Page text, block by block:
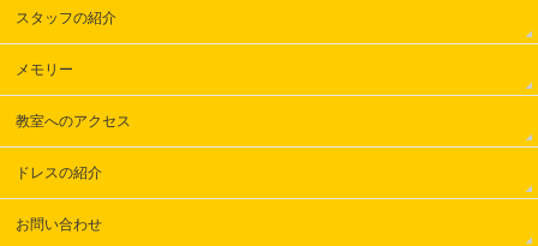
スタッフの紹介
メモリー
教室へのアクセス
ドレスの紹介
お問い合わせ